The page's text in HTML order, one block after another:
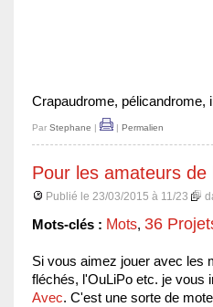
Crapaudrome, pélicandrome,
Par Stephane | | Permalien
Pour les amateurs de
Publié le 23/03/2015 à 11/23
Mots-clés : Mots, 36
Si vous aimez jouer avec les
fléchés, l'OuLiPo etc. je vous
Avec. C'est une sorte de